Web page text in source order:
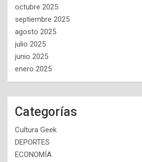
octubre 2025
septiembre 2025
agosto 2025
julio 2025
junio 2025
enero 2025
Categorías
Cultura Geek
DEPORTES
ECONOMÍA